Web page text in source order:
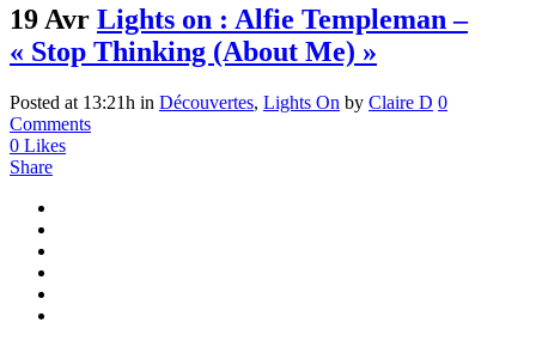
19 Avr Lights on : Alfie Templeman –
« Stop Thinking (About Me) »
Posted at 13:21h in Découvertes, Lights On by Claire D 0
Comments
0 Likes
Share